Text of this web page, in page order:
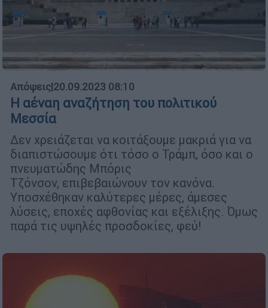
Απόψεις|20.09.2023 08:10
Η αέναη αναζήτηση του πολιτικού
Μεσσία
Δεν χρειάζεται να κοιτάξουμε μακριά για να
διαπιστώσουμε ότι τόσο ο Τράμπ, όσο και ο
πνευματώδης Μπόρις
Τζόνσον, επιβεβαιώνουν τον κανόνα.
Υποσχέθηκαν καλύτερες μέρες, άμεσες
λύσεις, εποχές αφθονίας και εξέλιξης. Όμως
παρά τις υψηλές προσδοκίες, φεύ!